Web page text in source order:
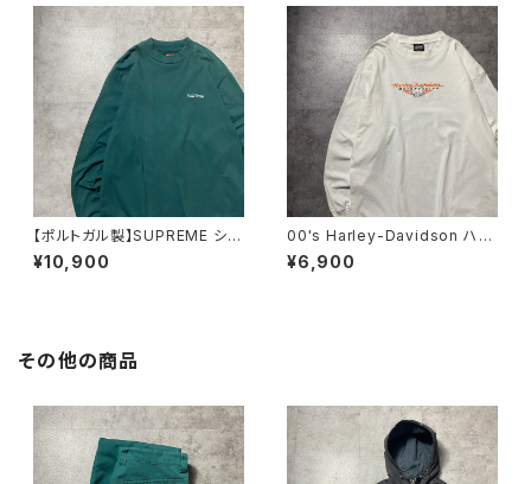
【ポルトガル製】SUPREME シュ
プリーム 刺繍ワンポイント
グリーン Tシャツ ロンT
¥10,900
00's Harley-Davidson ハー
レーダビッドソン スカル セン
ター刺繍ロゴ ホワイト 白
¥6,900
その他の商品